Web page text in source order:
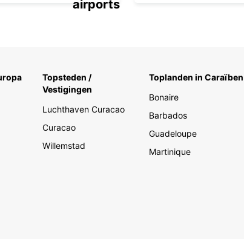
airports
Topsteden /
Vestigingen
Luchthaven Curacao
Curacao
Willemstad
Toplanden in Caraïben
Bonaire
Barbados
Guadeloupe
Martinique